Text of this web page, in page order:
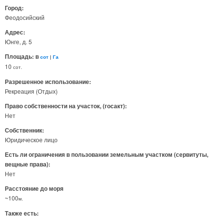
Город:
Феодосийский
Адрес:
Юнге, д. 5
Площадь: в сот | Га
10 сот.
Разрешенное использование:
Рекреация (Отдых)
Право собственности на участок, (госакт):
Нет
Собственник:
Юридическое лицо
Есть ли ограничения в пользовании земельным участком (сервитуты,
вещные права):
Нет
Расстояние до моря
~100м.
Также есть: